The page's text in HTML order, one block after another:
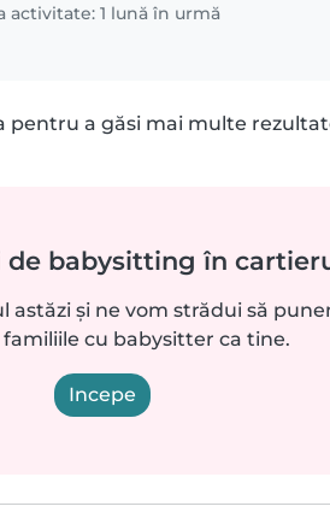
activitate: 1 lună în urmă
pentru a găsi mai multe
de babysitting în
astăzi și ne vom strădui să
cu babysitter ca tine.
Incepe